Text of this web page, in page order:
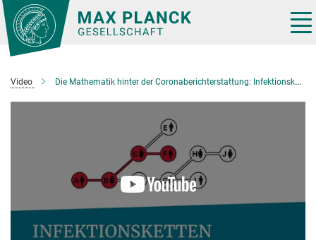
Hauptinhalt
Video Die Mathematik hinter der Coronaberichterstattung: Infektionsketten und ihre typische Struktur